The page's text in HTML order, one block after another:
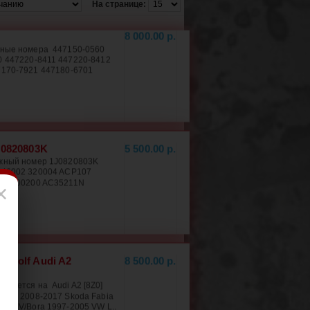
На странице:
8 000.00 р.
номера 447150-0560
447220-8411 447220-8412
7921 447180-6701
5 500.00 р.
номер 1J0820803K
320004 ACP107
AC35211N
8 500.00 р.
Golf Audi A2
на Audi A2 [8Z0]
V 2008-2017 Skoda Fabia
IV/Bora 1997-2005 VW L..